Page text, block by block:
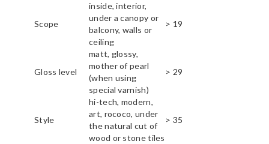
Scope
inside, interior,
under a canopy or
balcony, walls or
ceiling
> 19
Gloss level
matt, glossy,
mother of pearl
(when using
special varnish)
> 29
Style
hi-tech, modern,
art, rococo, under
the natural cut of
wood or stone tiles
> 35